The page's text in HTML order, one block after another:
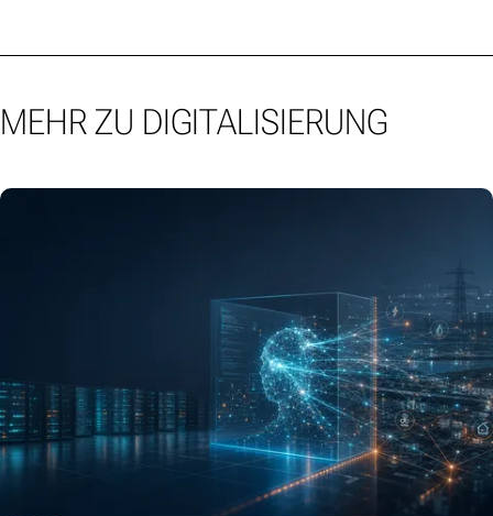
MEHR ZU DIGITALISIERUNG